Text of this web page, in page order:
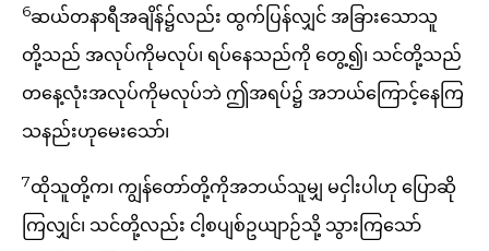
6ဆယ်တနာရီအချိန်၌လည်း ထွက်ပြန်လျှင် အခြားသောသူ
တို့သည် အလုပ်ကိုမလုပ်၊ ရပ်နေသည်ကို တွေ့၍၊ သင်တို့သည်
တနေ့လုံးအလုပ်ကိုမလုပ်ဘဲ ဤအရပ်၌ အဘယ်ကြောင့်နေကြ
သနည်းဟုမေးသော်၊
7ထိုသူတို့က၊ ကျွန်တော်တို့ကိုအဘယ်သူမျှ မငှါးပါဟု ပြောဆို
ကြလျှင်၊ သင်တို့လည်း ငါ့စပျစ်ဥယျာဉ်သို့ သွားကြသော်